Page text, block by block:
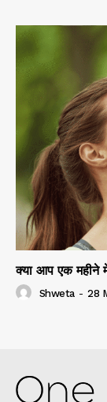
क्या आप एक
Shweta - 28